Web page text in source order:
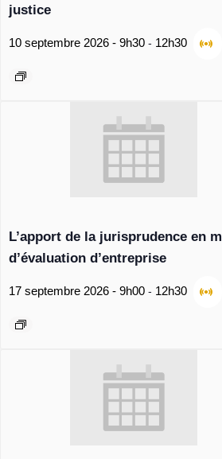
justice
10 septembre 2026 - 9h30 - 12h30
L’apport de la jurisprudence en
d’évaluation d’entreprise
17 septembre 2026 - 9h00 - 12h30